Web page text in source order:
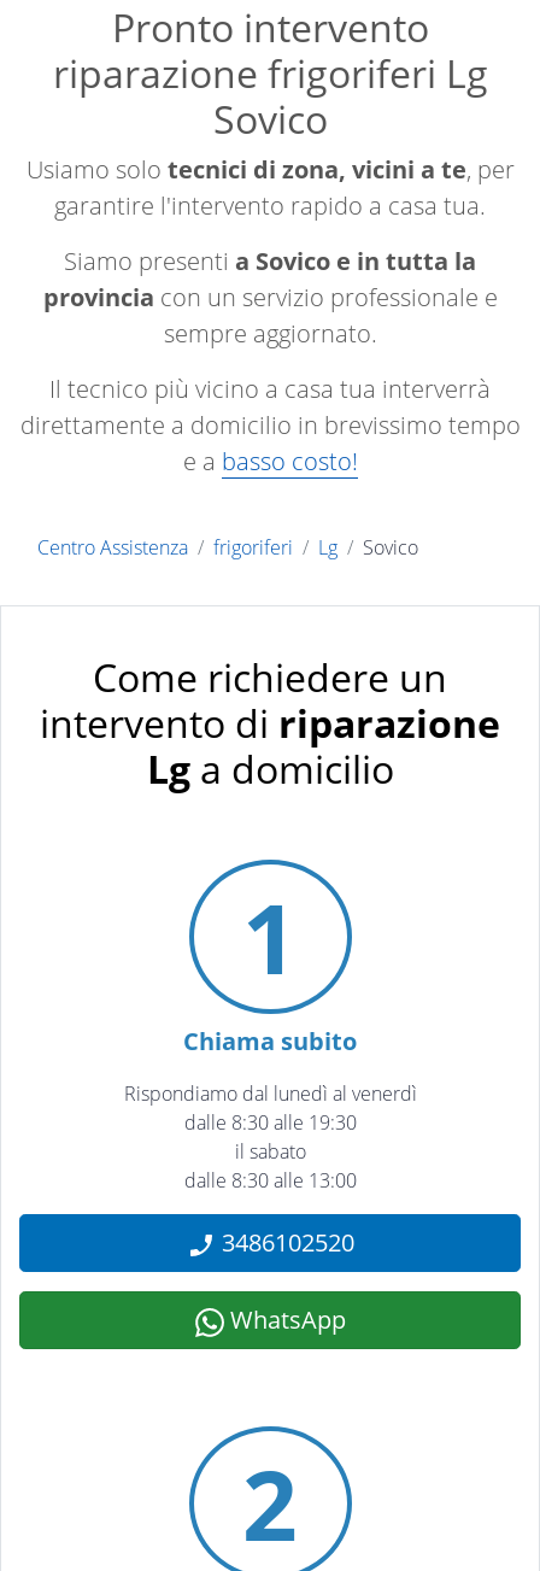
Pronto intervento
riparazione frigoriferi Lg
Sovico
Usiamo solo tecnici di zona, vicini a te, per
garantire l'intervento rapido a casa tua.
Siamo presenti a Sovico e in tutta la
provincia con un servizio professionale e
sempre aggiornato.
Il tecnico più vicino a casa tua interverrà
direttamente a domicilio in brevissimo tempo
e a basso costo!
Centro Assistenza frigoriferi Lg Sovico
Come richiedere un
intervento di riparazione
Lga domicilio
1
Chiama subito
Rispondiamo dal lunedì al venerdì
dalle 8:30 alle 19:30
il sabato
dalle 8:30 alle 13:00
3486102520
WhatsApp
2